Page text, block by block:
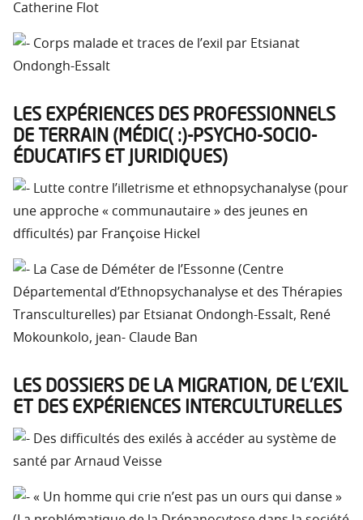
Catherine Flot
Corps malade et traces de l’exil par Etsianat
Ondongh-Essalt
LES EXPÉRIENCES DES PROFESSIONNELS
DE TERRAIN (MÉDIC( :)-PSYCHO-SOCIO-
ÉDUCATIFS ET JURIDIQUES)
Lutte contre l’illetrisme et ethnopsychanalyse (pour
une approche « communautaire » des jeunes en
dfficultés) par Françoise Hickel
La Case de Déméter de l’Essonne (Centre
Départemental d’Ethnopsychanalyse et des Thérapies
Transculturelles) par Etsianat Ondongh-Essalt, René
Mokounkolo, jean- Claude Ban
LES DOSSIERS DE LA MIGRATION, DE L’EXIL
ET DES EXPÉRIENCES INTERCULTURELLES
Des difficultés des exilés à accéder au système de
santé par Arnaud Veisse
« Un homme qui crie n’est pas un ours qui danse »